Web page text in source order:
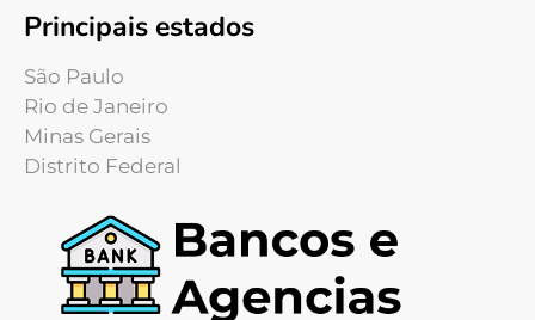
Principais estados
São Paulo
Rio de Janeiro
Minas Gerais
Distrito Federal